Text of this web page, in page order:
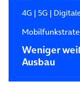
4G| 5G|
Weniger
Ausbau